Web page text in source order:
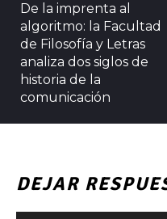
De la imprenta al
algoritmo: la Facultad
de Filosofía y Letras
analiza dos siglos de
historia de la
comunicación
DEJAR